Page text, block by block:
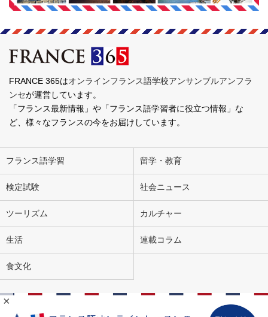
FRANCE 365はオンラインフランス語学校アンサンブルアンフラ
ンセが運営しています。
「フランス最新情報」や「フランス語学習者に役立つ情報」な
ど、様々なフランスの今をお届けしています。
フランス語学習 留学・教育
検定試験 社会ニュース
ツーリズム カルチャー
生活 連載コラム
食文化
×